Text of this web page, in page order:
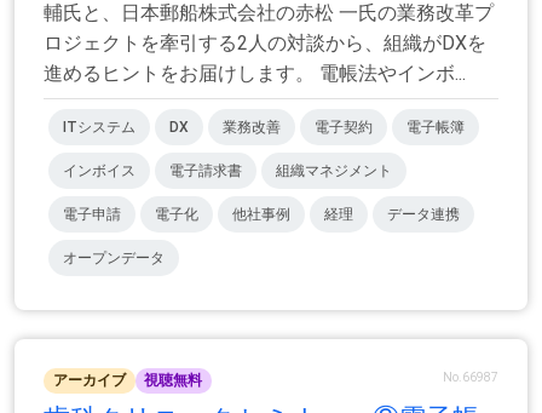
輔氏と、日本郵船株式会社の赤松 一氏の業務改革プ
ロジェクトを牽引する2人の対談から、組織がDXを
進めるヒントをお届けします。 電帳法やインボ...
ITシステム DX 業務改善 電子契約 電子帳簿
インボイス 電子請求書 組織マネジメント
電子申請 電子化 他社事例 経理 データ連携
オープンデータ
アーカイブ 視聴無料 No.66987